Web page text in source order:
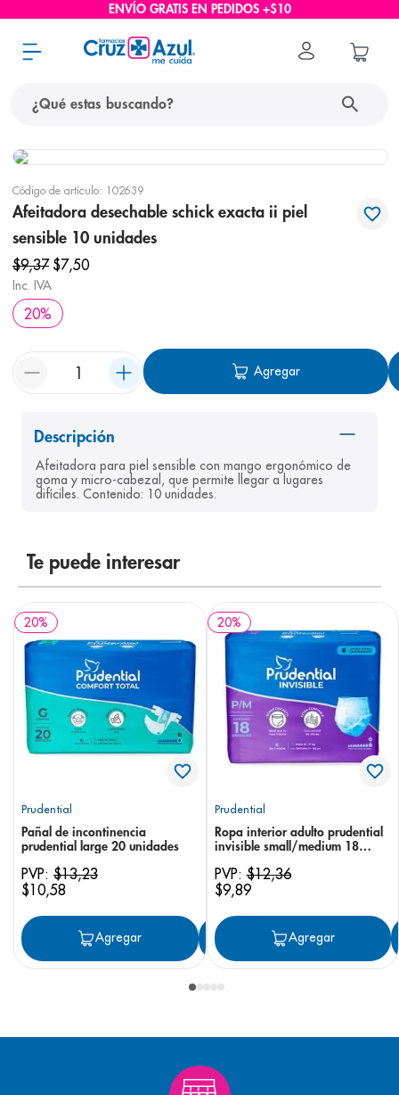
ENVÍO GRATIS EN PEDIDOS +$10
Código de artículo: 102639
Afeitadora desechable schick exacta ii piel
sensible 10 unidades
$9,37 $7,50
Inc. IVA
20%
Agregar
Descripción
Afeitadora para piel sensible con mango ergonómico de
goma y micro-cabezal, que permite llegar a lugares
difíciles. Contenido: 10 unidades.
Te puede interesar
20%
Prudential
Pañal de incontinencia
prudential large 20 unidades
PVP: $13,23
$10,58
Agregar Agregar
20%
Prudential
Ropa interior adulto prudential
invisible small/medium 18
PVP:$12,36
$9,89
Agregar
términos más buscados
protector solar
2. pañales
3. eucerin
4 .
5. nivea
6. bioderma
pediasure
10.panolini